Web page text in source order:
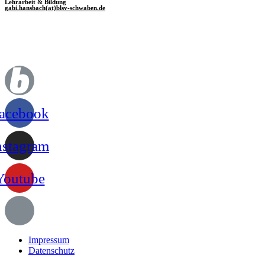
Lehrarbeit & Bildung
gabi.hansbach(at)blsv-schwaben.de
Impressum
Datenschutz